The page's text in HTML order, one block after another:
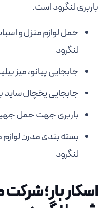
باربری لنگرود است.
حمل لوازم منزل و
لنگرود
جابجایی پیانو، میز
جابجایی یخچال ساید
باربری جهت حمل
بسته بندی مدرن
لنگرود
اسکار بار؛ شرکت